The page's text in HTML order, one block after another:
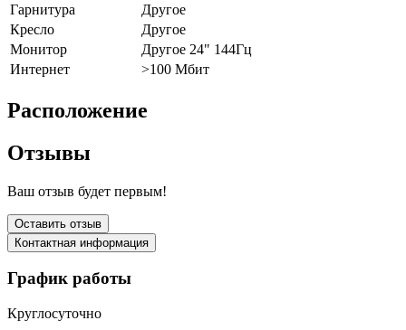
Гарнитура
Другое
Кресло
Другое
Монитор
Другое 24" 144Гц
Интернет
>100 Мбит
Расположение
Отзывы
Ваш отзыв будет первым!
Оставить отзыв
Контактная информация
График работы
Круглосуточно